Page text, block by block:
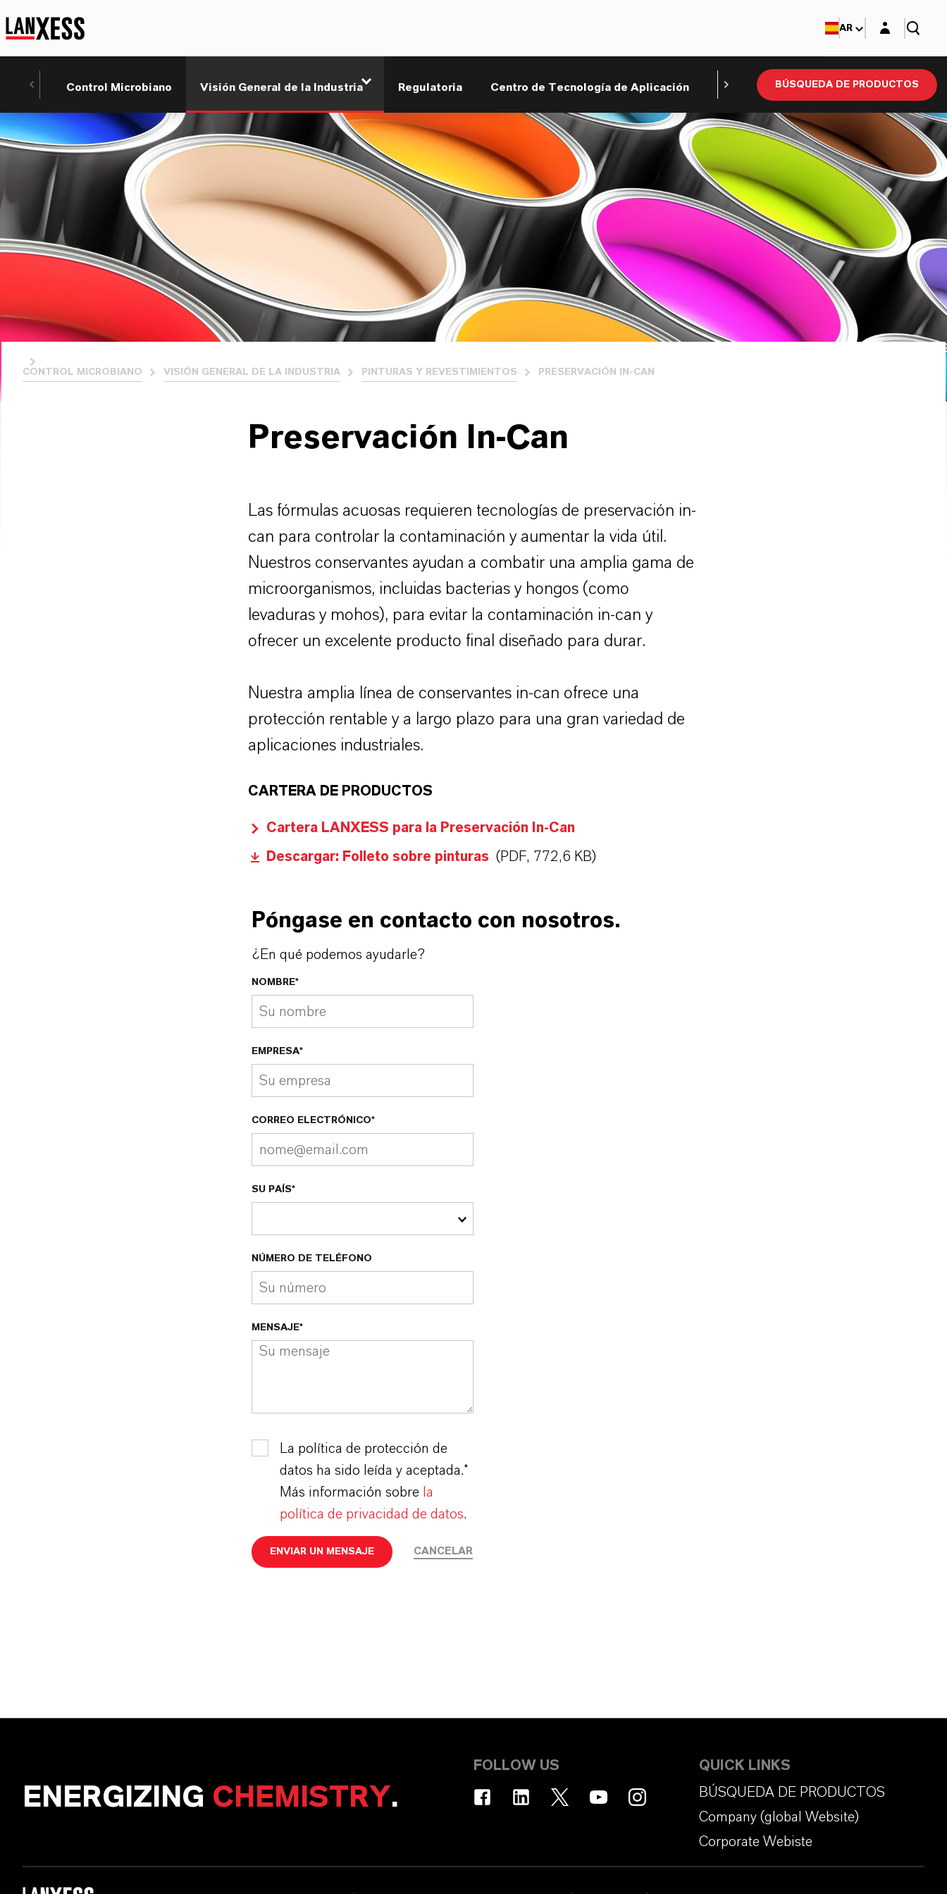
Control Microbiano Visión General de la Industria Regulatoria Centro de Tecnología de Aplicación Red mundial Contáctenos
BÚSQUEDA DE PRODUCTOS
AR Login layer
CONTROL MICROBIANO VISIÓN GENERAL DE LA INDUSTRIA PINTURAS Y REVESTIMIENTOS PRESERVACIÓN IN-CAN
Preservación In-Can
Las fórmulas acuosas requieren tecnologías de preservación in-
can para controlar la contaminación y aumentar la vida útil.
Nuestros conservantes ayudan a combatir una amplia gama de
microorganismos, incluidas bacterias y hongos (como
levaduras y mohos), para evitar la contaminación in-can y
ofrecer un excelente producto final diseñado para durar.
Nuestra amplia línea de conservantes in-can ofrece una
protección rentable y a largo plazo para una gran variedad de
aplicaciones industriales.
CARTERA DE PRODUCTOS
Cartera LANXESS para la Preservación In-Can
Descargar: Folleto sobre pinturas (PDF, 772,6 KB)
Póngase en contacto con nosotros.
¿En qué podemos ayudarle?
NOMBRE*
EMPRESA*
CORREO ELECTRÓNICO*
SU PAÍS*
NÚMERO DE TELÉFONO
MENSAJE*
La política de protección de
datos ha sido leída y aceptada.*
Más información sobre la
política de privacidad de datos.
ENVIAR UN MENSAJE CANCELAR
ENERGIZING CHEMISTRY.
FOLLOW US
QUICK LINKS
BÚSQUEDA DE PRODUCTOS
Company (global Website)
Corporate Webiste